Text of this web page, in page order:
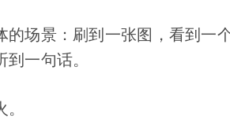
场景：刷到一张图，看到一
一句话。